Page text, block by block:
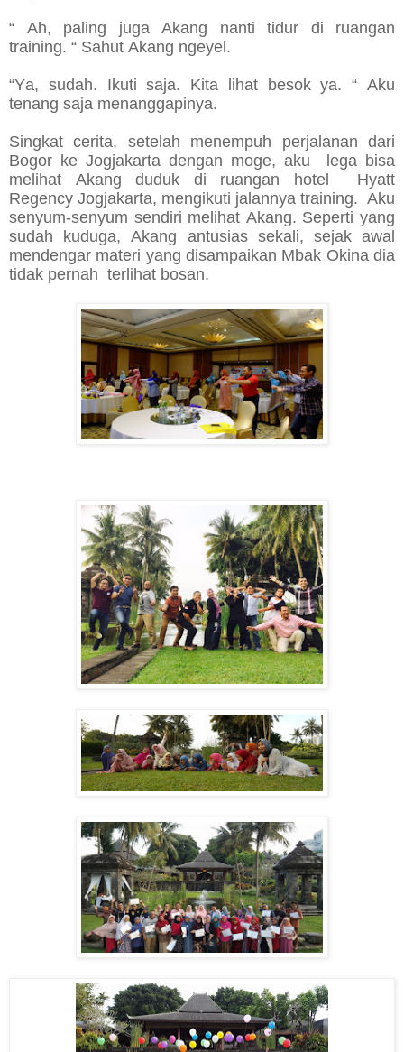
“ Ah, paling juga Akang nanti tidur di ruangan
training. “ Sahut Akang ngeyel.
“Ya, sudah. Ikuti saja. Kita lihat besok ya. “ Aku
tenang saja menanggapinya.
Singkat cerita, setelah menempuh perjalanan dari
Bogor ke Jogjakarta dengan moge, aku lega bisa
melihat Akang duduk di ruangan hotel Hyatt
Regency Jogjakarta, mengikuti jalannya training. Aku
senyum-senyum sendiri melihat Akang. Seperti yang
sudah kuduga, Akang antusias sekali, sejak awal
mendengar materi yang disampaikan Mbak Okina dia
tidak pernah terlihat bosan.